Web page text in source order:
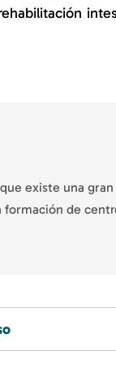
existe una
de